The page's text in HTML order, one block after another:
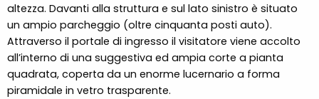
altezza. Davanti alla struttura e sul lato sinistro è situato
un ampio parcheggio (oltre cinquanta posti auto).
Attraverso il portale di ingresso il visitatore viene accolto
all’interno di una suggestiva ed ampia corte a pianta
quadrata, coperta da un enorme lucernario a forma
piramidale in vetro trasparente.